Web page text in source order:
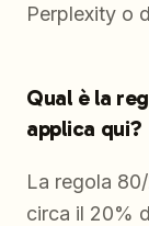
Perplexity o
Qual è la
applica qui?
La regola
circa il 20%